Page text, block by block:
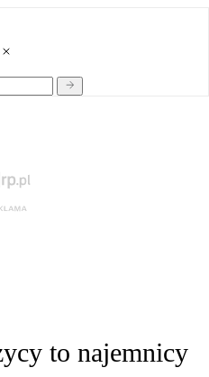
to najemnicy